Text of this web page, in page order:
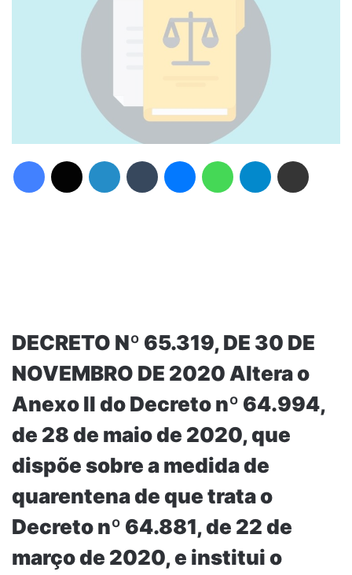
DECRETO Nº 65.319, DE 30 DE
NOVEMBRO DE 2020 Altera o
Anexo II do Decreto nº 64.994,
de 28 de maio de 2020, que
dispõe sobre a medida de
quarentena de que trata o
Decreto nº 64.881, de 22 de
março de 2020, e institui o